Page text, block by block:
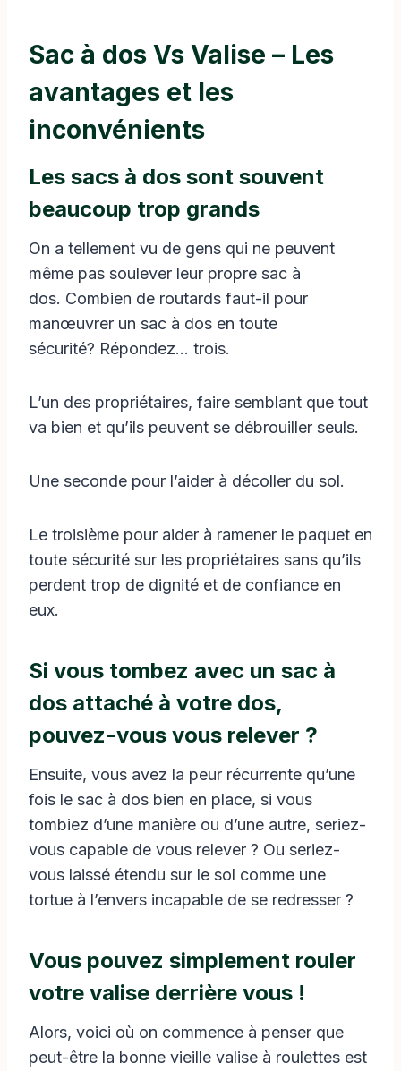
Sac à dos Vs Valise – Les
avantages et les
inconvénients
Les sacs à dos sont souvent
beaucoup trop grands
On a tellement vu de gens qui ne peuvent
même pas soulever leur propre sac à
dos. Combien de routards faut-il pour
manœuvrer un sac à dos en toute
sécurité? Répondez… trois.
L’un des propriétaires, faire semblant que tout
va bien et qu’ils peuvent se débrouiller seuls.
Une seconde pour l’aider à décoller du sol.
Le troisième pour aider à ramener le paquet en
toute sécurité sur les propriétaires sans qu’ils
perdent trop de dignité et de confiance en
eux.
Si vous tombez avec un sac à
dos attaché à votre dos,
pouvez-vous vous relever ?
Ensuite, vous avez la peur récurrente qu’une
fois le sac à dos bien en place, si vous
tombiez d’une manière ou d’une autre, seriez-
vous capable de vous relever ? Ou seriez-
vous laissé étendu sur le sol comme une
tortue à l’envers incapable de se redresser ?
Vous pouvez simplement rouler
votre valise derrière vous !
Alors, voici où on commence à penser que
peut-être la bonne vieille valise à roulettes est